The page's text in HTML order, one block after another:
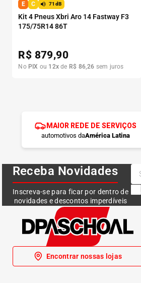
E C 71dB
Kit 4 Pneus Xbri Aro 14 Fastway F3
175/75R14 86T
R$ 879,90
No PIX ou 12x de R$ 86,26 sem juros
MAIOR REDE DE SERVIÇOS
automotivos daAmérica Latina
Receba Novidades
Inscreva-se para ficar por dentro de
novidades e descontos imperdíveis
Encontrar nossas lojas